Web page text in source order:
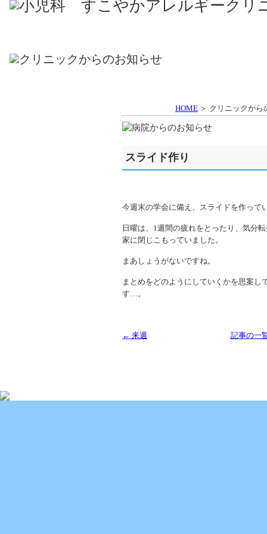
HOME ＞ クリニックか
スライド作り
今週末の学会に備え、スライドを作って
日曜は、1週間の疲れをとったり、気分
家に閉じこもっていました。
まあしょうがないですね。
まとめをどのようにしていくかを思案し
す…。
← 来週 記事の一